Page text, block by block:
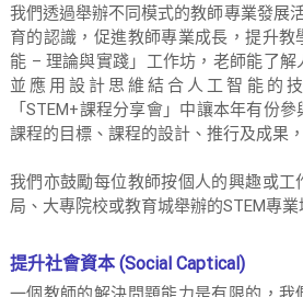
我們透過舉辦不同模式的教師專業發展
育的認識，促進教師專業成長，提升教
能 – 理論與實踐」工作坊，老師能了解
並應用設計思維結合人工智能的
「STEM+課程分享會」中讓本年有份
課程的目標、課程的設計、推行及成果
我們亦鼓勵每位教師按個人的興趣或工
局、大專院校或教育城舉辦的STEM專業
提升社會資本 (Social Captical)